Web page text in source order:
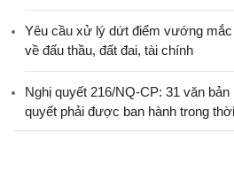
Yêu cầu xử lý dứt điểm vướng mắc
về đấu thầu, đất đai, tài chính
Nghị quyết 216/NQ-CP: 31 văn
quyết phải được ban hành trong